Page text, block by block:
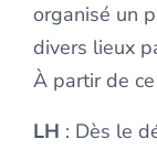
organisé un
divers lieux
À partir de
LH : Dès le